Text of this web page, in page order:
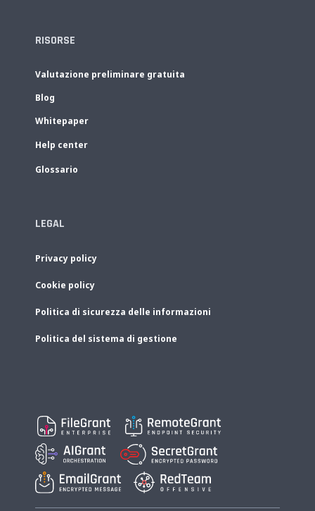
RISORSE
Valutazione preliminare gratuita
Blog
Whitepaper
Help center
Glossario
LEGAL
Privacy policy
Cookie policy
Politica di sicurezza delle informazioni
Politica del sistema di gestione